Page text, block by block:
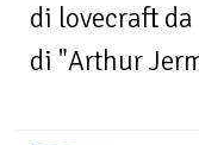
di lovecraft
di "Arthur